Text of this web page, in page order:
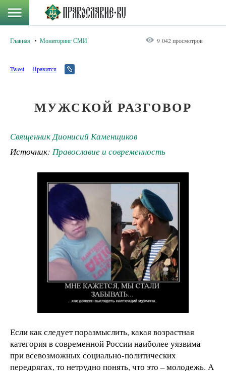
Главная Мониторинг СМИ 9 042 просмотров
Tweet Нравится
МУЖСКОЙ РАЗГОВОР
Священник Дионисий Каменщиков
Источник: Православие и современность
Если как следует поразмыслить, какая возрастная
категория в современной России наиболее уязвима
при всевозможных социально-политических
передрягах, то нетрудно понять, что это – молодежь. А